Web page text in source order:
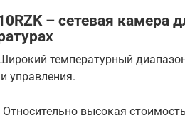
– сетевая камера
температурный
управления.
высокая